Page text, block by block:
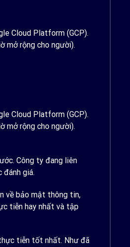
Cloud Platform (GCP).
mở rộng cho người).
Cloud Platform (GCP).
mở rộng cho người).
Công ty đang liên
đánh giá.
về bảo mật thông tin,
tiễn hay nhất và tập
tiễn tốt nhất. Như đã